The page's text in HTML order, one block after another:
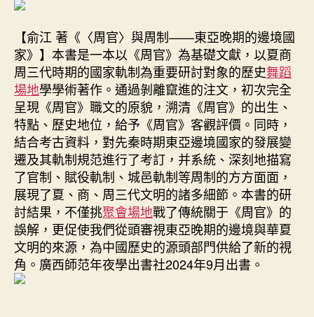
【俞江 著《〈周官〉與周制——東亞晚期的邊境國
家》】本書是一本以《周官》為基礎文獻，以夏商
周三代時期的國家軌制為重要研討對象的歷史舞蹈
場地學學術著作。通過剝離竄進的注文，初次完全
呈現《周官》職文的原貌，溯清《周官》的出生、
特點、歷史地位，給予《周官》客觀評價。同時，
結合考古資料，對先秦時期東亞邊境國家的發展變
遷及其軌制規范進行了考訂，并系統、深刻地描寫
了官制、賦役軌制、城邑軌制等周制的方方面面，
展現了夏、商、周三代文明的諸多細節。本書的研
討結果，不僅挑聚會場地戰了傳統關于《周官》的
誤解，更促使我們從頭審視東亞晚期的邊境與華夏
文明的來源，為中國歷史的源頭部門供給了新的視
角。廣西師范年夜學出書社2024年9月出書。